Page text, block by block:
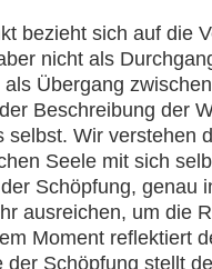
bezieht sich auf die
nicht als
Übergang
Beschreibung der
selbst. Wir verstehen
Seele mit sich
Schöpfung, genau
ausreichen, um die
Moment reflektiert
der Schöpfung stellt